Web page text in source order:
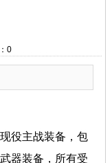
0
役主战装备，包
器装备，所有受